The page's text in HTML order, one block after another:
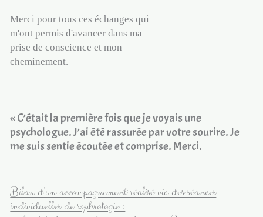
Merci pour tous ces échanges qui
m'ont permis d'avancer dans ma
prise de conscience et mon
cheminement.
« C’était la première fois que je voyais une
psychologue. J’ai été rassurée par votre sourire. Je
me suis sentie écoutée et comprise. Merci.
Bilan d’un accompagnement réalisé via des séances
individuelles de sophrologie :